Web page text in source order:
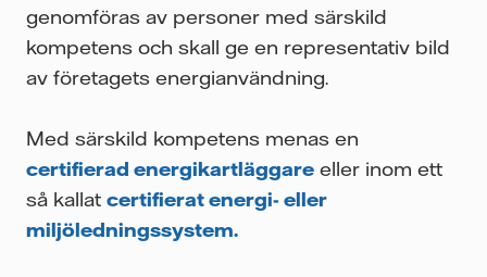
genomföras av personer med särskild
kompetens och skall ge en representativ bild
av företagets energianvändning.
Med särskild kompetens menas en
certifierad energikartläggare eller inom ett
så kallat certifierat energi- eller
miljöledningssystem.